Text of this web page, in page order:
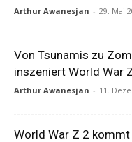
Arthur Awanesjan - 29. Mai
Von Tsunamis zu
inszeniert World War
Arthur Awanesjan - 11.
World War Z 2